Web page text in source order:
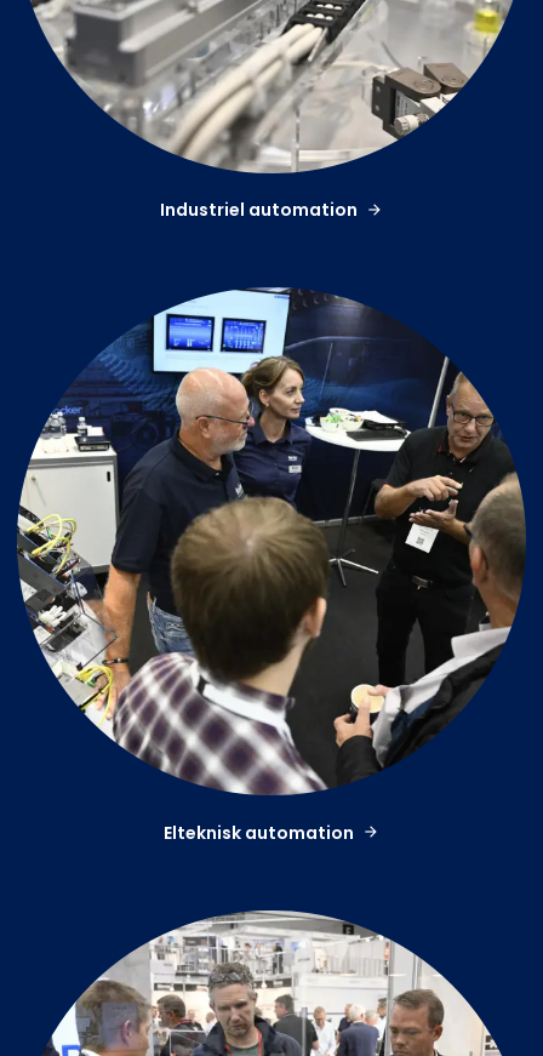
Industriel automation
Elteknisk automation